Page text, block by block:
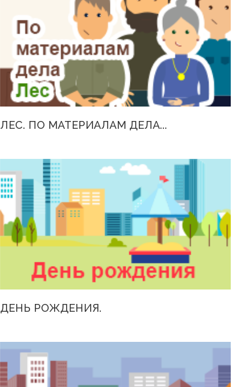
ЛЕС. ПО МАТЕРИАЛАМ ДЕЛА...
ДЕНЬ РОЖДЕНИЯ.